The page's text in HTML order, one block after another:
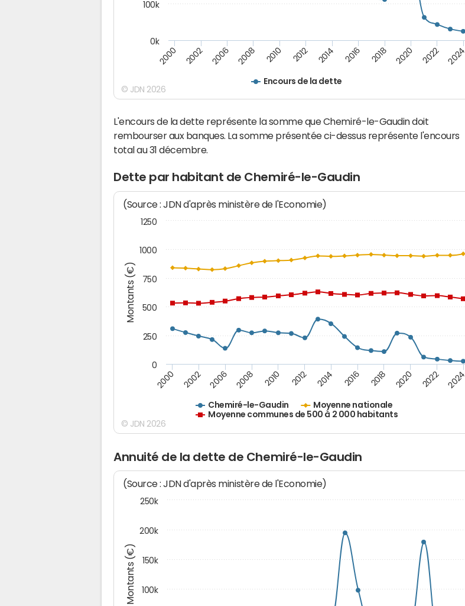
Encours de la dette
2000 2002 2006 2008 2010 2012 2014 2016 2018 2020 2022 2024
0k
100k
© JDN 2026
L'encours de la dette représente la somme que Chemiré-le-Gaudin doit
rembourser aux banques. La somme présentée ci-dessus représente l'encours
total au 31 décembre.
Dette par habitant de Chemiré-le-Gaudin
Montants (€)
(Source : JDN d'après ministère de l'Economie)
Chemiré-le-Gaudin
Moyenne nationale
Moyenne communes de 500 à 2 000 habitants
2000 2002 2006 2008 2010 2012 2014 2016 2018 2020 2022 2024
0
250
500
750
1000
1250
© JDN 2026
Annuité de la dette de Chemiré-le-Gaudin
Montants (€)
(Source : JDN d'après ministère de l'Economie)
100k
150k
200k
250k